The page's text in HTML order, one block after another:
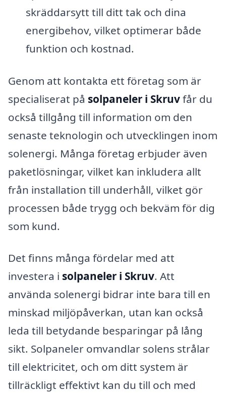
skräddarsytt till ditt tak och dina
energibehov, vilket optimerar både
funktion och kostnad.
Genom att kontakta ett företag som är
specialiserat på solpaneler i Skruvfår du
också tillgång till information om den
senaste teknologin och utvecklingen inom
solenergi. Många företag erbjuder även
paketlösningar, vilket kan inkludera allt
från installation till underhåll, vilket gör
processen både trygg och bekväm för dig
som kund.
Det finns många fördelar med att
investera i solpaneler i Skruv. Att
använda solenergi bidrar inte bara till en
minskad miljöpåverkan, utan kan också
leda till betydande besparingar på lång
sikt. Solpaneler omvandlar solens strålar
till elektricitet, och om ditt system är
tillräckligt effektivt kan du till och med